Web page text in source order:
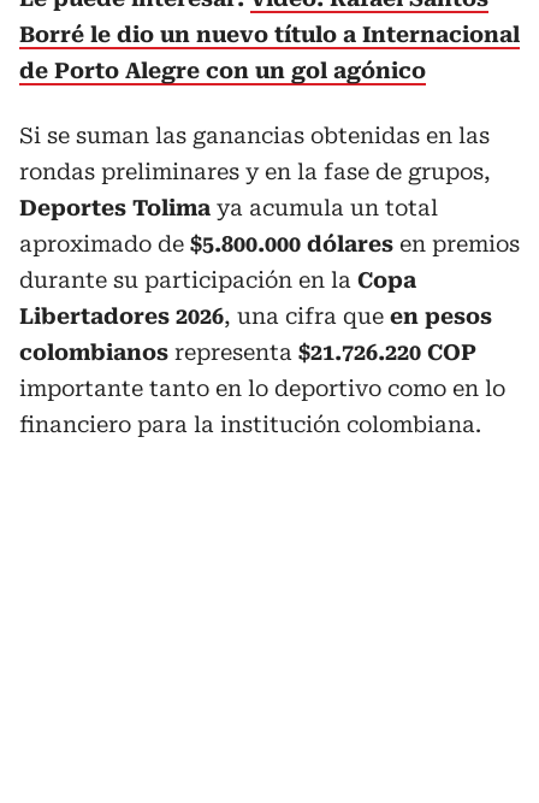
Borré le dio un nuevo título a Internacional
de Porto Alegre con un gol agónico
Si se suman las ganancias obtenidas en las
rondas preliminares y en la fase de grupos,
Deportes Tolima ya acumula un total
aproximado de $5.800.000 dólares en premios
durante su participación en la Copa
Libertadores 2026, una cifra que en pesos
colombianos representa $21.726.220 COP
importante tanto en lo deportivo como en lo
financiero para la institución colombiana.